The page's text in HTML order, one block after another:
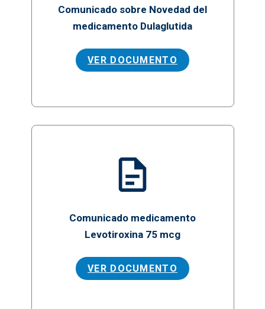
Comunicado sobre Novedad del
medicamento Dulaglutida
VER DOCUMENTO
Comunicado medicamento
Levotiroxina 75 mcg
VER DOCUMENTO